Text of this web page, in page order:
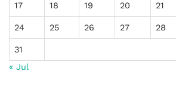
17 18 19 20 21
24 25 26 27 28
31
« Jul